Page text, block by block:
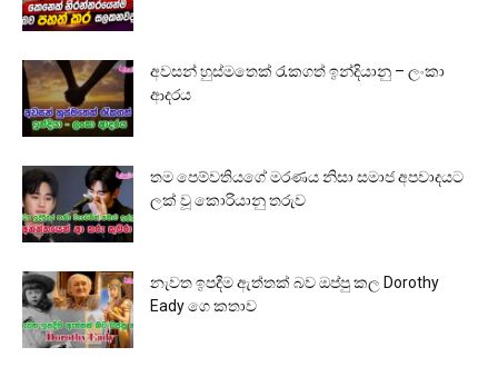
අවසන් හුස්මතෙක් රැකගත් ඉන්දියානු – ලංකා
ආදරය
තම පෙම්වතියගේ මරණය නිසා සමාජ අපවාදයට
ලක් වූ කොරියානු තරුව
නැවත ඉපදීම ඇත්තක් බව ඔප්පු කල Dorothy
Eady ගෙ කතාව